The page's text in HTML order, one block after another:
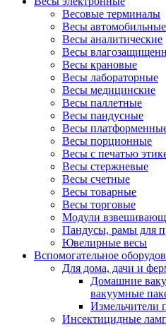
Весовые терминалы
Весы автомобильные
Весы аналитические
Весы
Весы крановые
Весы лабораторные
Весы медицинские
Весы паллетные
Весы пандусные
Весы
Весы порционные
Весы с печатью
Весы стержневые
Весы счетные
Весы товарные
Весы торговые
Модули
Пандусы, рамы для
Ювелирные весы
Вспомогательное
Для дома, дачи и
Домашние
вакуумные
Измельчители
Инсектицидные